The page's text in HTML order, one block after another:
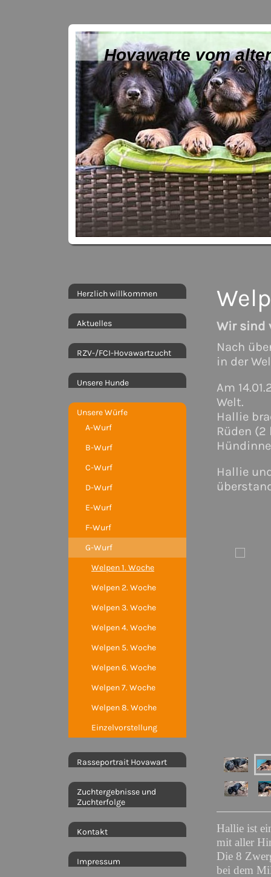
Hovawarte vom
Herzlich willkommen
Aktuelles
RZV-/FCI-Hovawartzucht
Unsere Hunde
Unsere Würfe
A-Wurf
B-Wurf
C-Wurf
D-Wurf
E-Wurf
F-Wurf
G-Wurf
Welpen 1. Woche
Welpen 2. Woche
Welpen 3. Woche
Welpen 4. Woche
Welpen 5. Woche
Welpen 6. Woche
Welpen 7. Woche
Welpen 8. Woche
Einzelvorstellung
Rasseportrait Hovawart
Zuchtergebnisse und
Zuchterfolge
Kontakt
Impressum
Wir sind
Nach
in der
Am
Welt.
Hallie
Rüden
Hallie
Hallie ist
mit aller
Die 8
bei dem